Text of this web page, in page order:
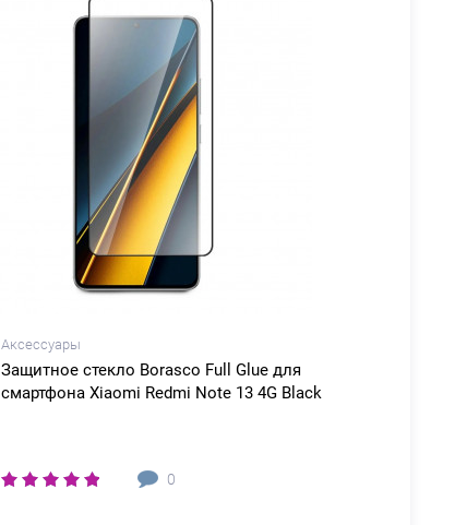
Аксессуары
Защитное стекло Borasco Full Glue для
смартфона Xiaomi Redmi Note 13 4G Black
0